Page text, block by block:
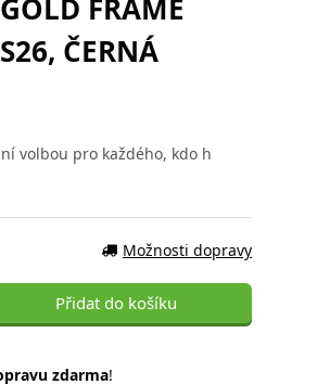
FRAME
ČERNÁ
volbou pro každého, kdo h
Možnosti dopravy
Přidat do košíku
zdarma!